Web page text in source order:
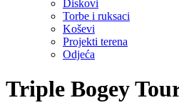
Diskovi
Torbe i ruksaci
Koševi
Projekti terena
Odjeća
Triple Bogey